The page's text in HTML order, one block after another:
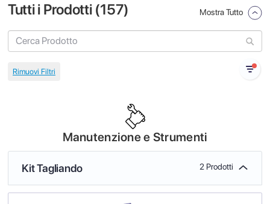
Tutti i Prodotti (157) Mostra Tutto
Manutenzione e Strumenti
Kit Tagliando 2 Prodotti